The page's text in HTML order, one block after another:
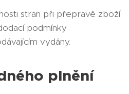
stran při přepravě zboží
podmínky
vydány.
plnění